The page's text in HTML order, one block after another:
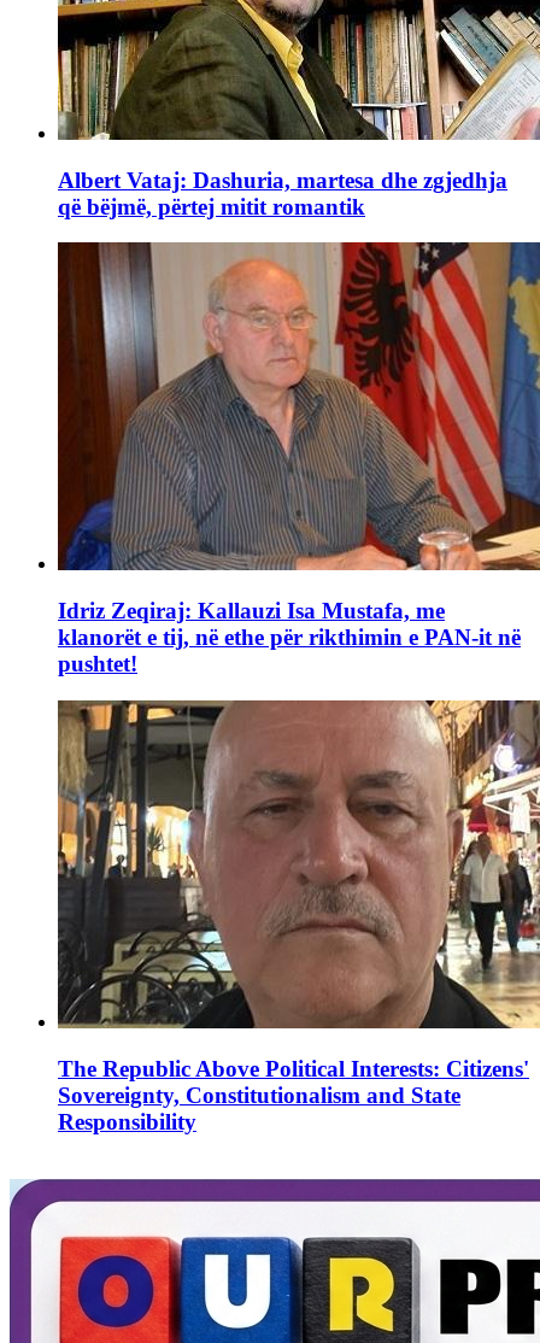
Albert Vataj: Dashuria, martesa dhe zgjedhja
që bëjmë, përtej mitit romantik
Idriz Zeqiraj: Kallauzi Isa Mustafa, me
klanorët e tij, në ethe për rikthimin e PAN-it në
pushtet!
The Republic Above Political Interests: Citizens'
Sovereignty, Constitutionalism and State
Responsibility